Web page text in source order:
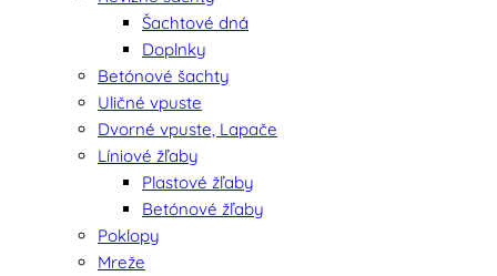
Šachtové dná
Doplnky
Betónové šachty
Uličné vpuste
Dvorné vpuste, Lapače
Líniové žľaby
Plastové žľaby
Betónové žľaby
Poklopy
Mreže